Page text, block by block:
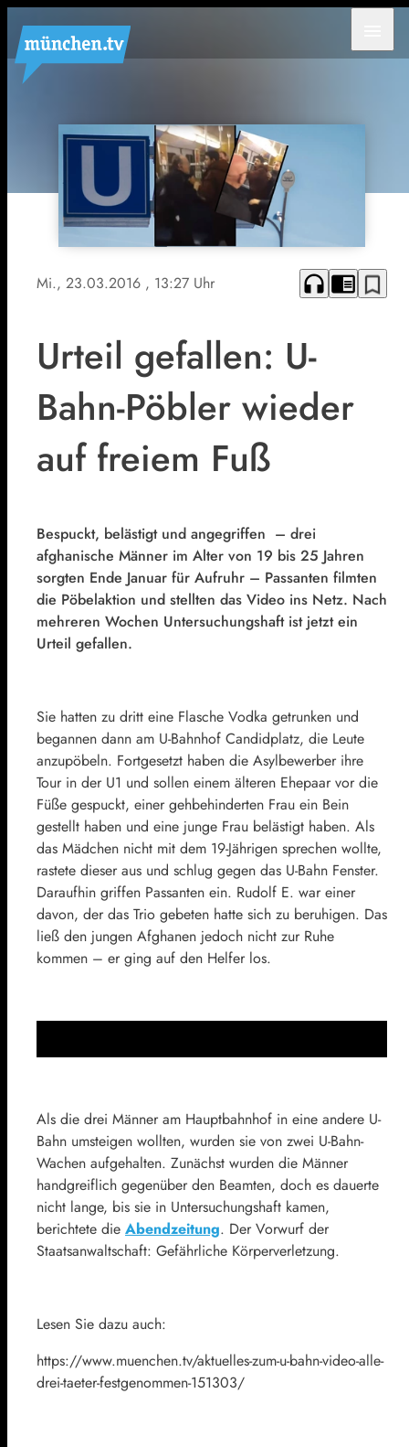
Mi., 23.03.2016 , 13:27 Uhr headphones chrome_reader_mode bookmark_border
Urteil gefallen: U-
Bahn-Pöbler wieder
auf freiem Fuß
Bespuckt, belästigt und angegriffen – drei
afghanische Männer im Alter von 19 bis 25 Jahren
sorgten Ende Januar für Aufruhr – Passanten filmten
die Pöbelaktion und stellten das Video ins Netz. Nach
mehreren Wochen Untersuchungshaft ist jetzt ein
Urteil gefallen.
Sie hatten zu dritt eine Flasche Vodka getrunken und
begannen dann am U-Bahnhof Candidplatz, die Leute
anzupöbeln. Fortgesetzt haben die Asylbewerber ihre
Tour in der U1 und sollen einem älteren Ehepaar vor die
Füße gespuckt, einer gehbehinderten Frau ein Bein
gestellt haben und eine junge Frau belästigt haben. Als
das Mädchen nicht mit dem 19-Jährigen sprechen wollte,
rastete dieser aus und schlug gegen das U-Bahn Fenster.
Daraufhin griffen Passanten ein. Rudolf E. war einer
davon, der das Trio gebeten hatte sich zu beruhigen. Das
ließ den jungen Afghanen jedoch nicht zur Ruhe
kommen – er ging auf den Helfer los.
Als die drei Männer am Hauptbahnhof in eine andere U-
Bahn umsteigen wollten, wurden sie von zwei U-Bahn-
Wachen aufgehalten. Zunächst wurden die Männer
handgreiflich gegenüber den Beamten, doch es dauerte
nicht lange, bis sie in Untersuchungshaft kamen,
berichtete die Abendzeitung. Der Vorwurf der
Staatsanwaltschaft: Gefährliche Körperverletzung.
Lesen Sie dazu auch:
https://www.muenchen.tv/aktuelles-zum-u-bahn-video-alle-
drei-taeter-festgenommen-151303/